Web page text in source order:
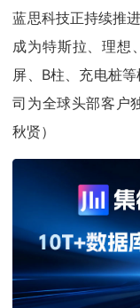
蓝思科技正持续推
成为特斯拉、理想
屏、B柱、充电桩
司为全球头部客户
秋贤）